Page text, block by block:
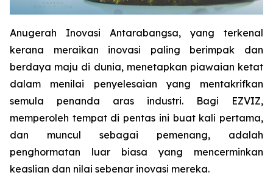
Anugerah Inovasi Antarabangsa, yang terkenal
kerana meraikan inovasi paling berimpak dan
berdaya maju di dunia, menetapkan piawaian ketat
dalam menilai penyelesaian yang mentakrifkan
semula penanda aras industri. Bagi EZVIZ,
memperoleh tempat di pentas ini buat kali pertama,
dan muncul sebagai pemenang, adalah
penghormatan luar biasa yang mencerminkan
keaslian dan nilai sebenar inovasi mereka.